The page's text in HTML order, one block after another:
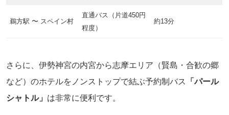
鵜方駅 〜 スペイン村
直通バス（片道450円
程度）
約13分
さらに、伊勢神宮の内宮から志摩エリア（賢島・合歓の郷
など）のホテルをノンストップで結ぶ予約制バス
「パール
シャトル」 は非常に便利です。